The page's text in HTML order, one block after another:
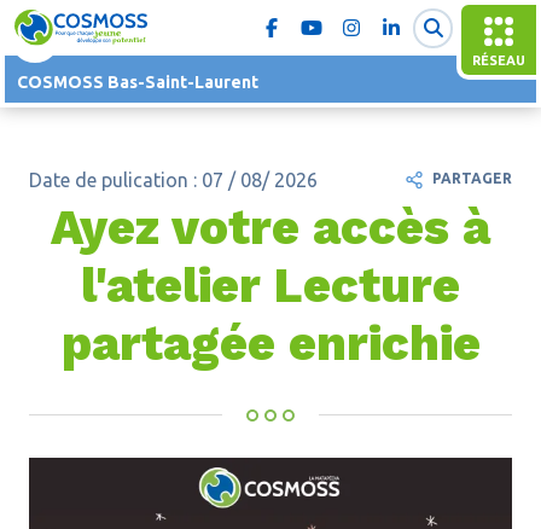
RÉSEAU
COSMOSS Bas-Saint-Laurent
Date de pulication : 07 / 08/ 2026
Ayez votre accès à
l'atelier Lecture
partagée enrichie
PARTAGER